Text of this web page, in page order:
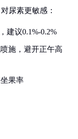
尿素更敏感：
建议0.1%-0.2%
施，避开正午高
果率